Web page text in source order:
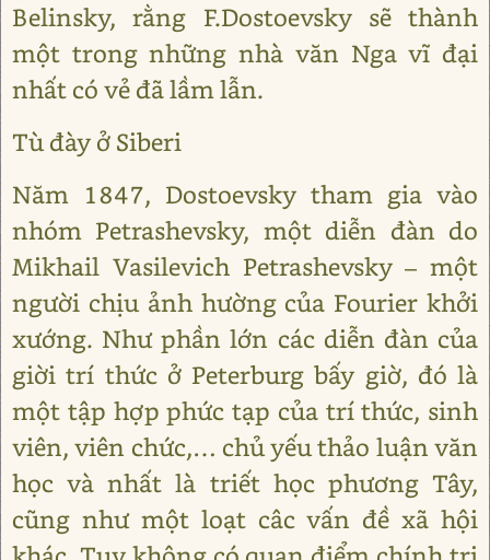
Belinsky, rằng F.Dostoevsky sẽ thành
một trong những nhà văn Nga vĩ đại
nhất có vẻ đã lầm lẫn.
Tù đày ở Siberi
Năm 1847, Dostoevsky tham gia vào
nhóm Petrashevsky, một diễn đàn do
Mikhail Vasilevich Petrashevsky – một
người chịu ảnh hường của Fourier khởi
xướng. Như phần lớn các diễn đàn của
giời trí thức ở Peterburg bấy giờ, đó là
một tập hợp phức tạp của trí thức, sinh
viên, viên chức,… chủ yếu thảo luận văn
học và nhất là triết học phương Tây,
cũng như một loạt câc vấn đề xã hội